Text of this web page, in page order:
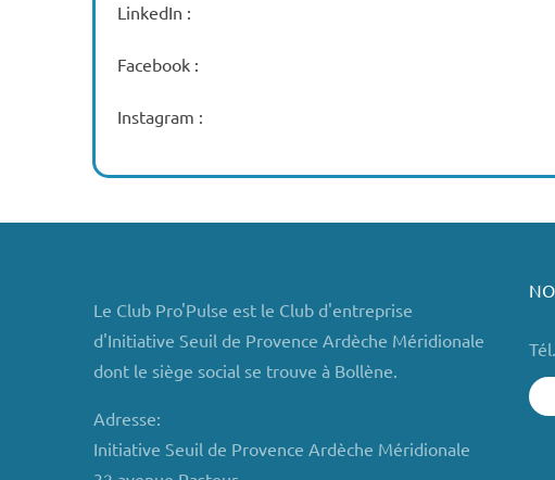
LinkedIn :
Facebook :
Instagram :
Le Club Pro'Pulse est le Club d'entreprise
d'Initiative Seuil de Provence Ardèche Méridionale
dont le siège social se trouve à Bollène.
Adresse:
Initiative Seuil de Provence Ardèche Méridionale